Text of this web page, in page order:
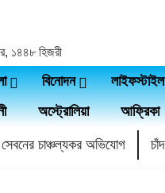
১৪৪৮ হিজরী
বিনোদন লাইফস্টাইল
অস্ট্রোলিয়া আফ্রিকা
সেবনের চাঞ্চল্যকর অভিযোগ